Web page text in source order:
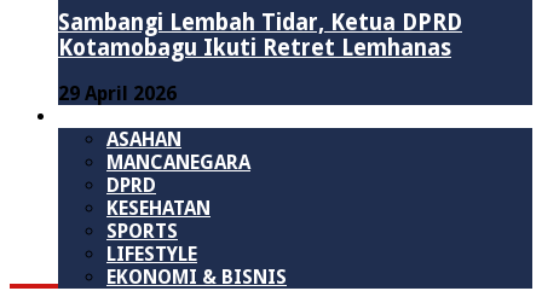
Sambangi Lembah Tidar, Ketua DPRD
Kotamobagu Ikuti Retret Lemhanas
29 April 2026
ASAHAN
MANCANEGARA
DPRD
KESEHATAN
SPORTS
LIFESTYLE
EKONOMI & BISNIS